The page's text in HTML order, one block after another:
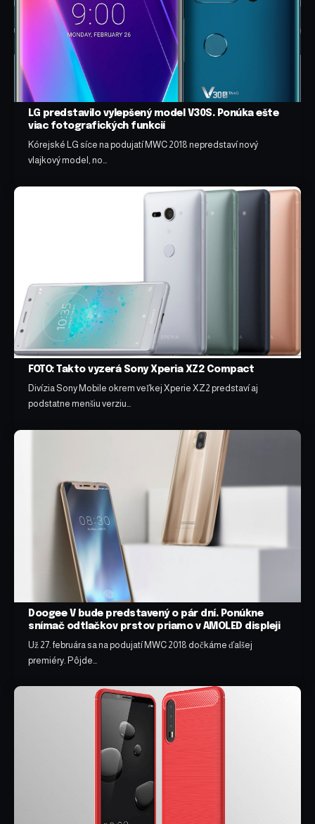
LG predstavilo vylepšený model V30S. Ponúka ešte
viac fotografických funkcií
Kórejské LG síce na podujatí MWC 2018 nepredstaví nový
vlajkový model, no…
FOTO: Takto vyzerá Sony Xperia XZ2 Compact
Divízia Sony Mobile okrem veľkej Xperie XZ2 predstaví aj
podstatne menšiu verziu…
Doogee V bude predstavený o pár dní. Ponúkne
snímač odtlačkov prstov priamo v AMOLED displeji
Už 27. februára sa na podujatí MWC 2018 dočkáme ďalšej
premiéry. Pôjde…